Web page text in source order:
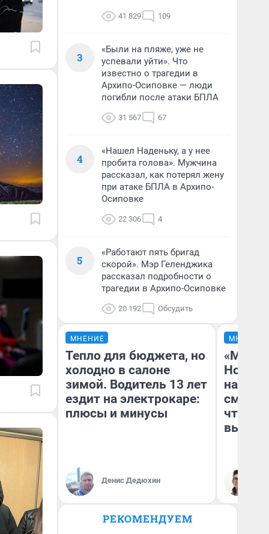
41 829 109
3
«Были на пляже, уже не
успевали уйти». Что
известно о трагедии в
Архипо-Осиповке — люди
погибли после атаки БПЛА
31 567 67
4
«Нашел Наденьку, а у нее
пробита голова». Мужчина
рассказал, как потерял жену
при атаке БПЛА в Архипо-
Осиповке
22 306 4
5
«Работают пять бригад
скорой». Мэр Геленджика
рассказал подробности о
трагедии в Архипо-Осиповке
20 192 Обсудить
МНЕНИЕ
Тепло для бюджета, но
холодно в салоне
зимой. Водитель 13 лет
ездит на электрокаре:
плюсы и минусы
Денис Дедюхин
МНЕНИЕ
«Мы
чтобы
РЕКОМЕНДУЕМ